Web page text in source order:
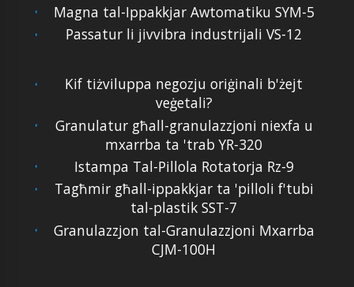
Magna tal-Ippakkjar Awtomatiku SYM-5
Passatur li jivvibra industrijali VS-12
Kif tiżviluppa negozju oriġinali b'żejt
veġetali?
Granulatur għall-granulazzjoni niexfa u
mxarrba ta 'trab YR-320
Istampa Tal-Pillola Rotatorja Rz-9
Tagħmir għall-ippakkjar ta 'pilloli f'tubi
tal-plastik SST-7
Granulazzjon tal-Granulazzjoni Mxarrba
CJM-100H